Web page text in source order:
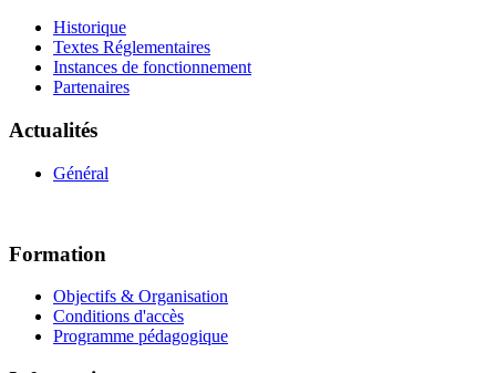
Historique
Textes Réglementaires
Instances de fonctionnement
Partenaires
Actualités
Général
Formation
Objectifs & Organisation
Conditions d'accès
Programme pédagogique